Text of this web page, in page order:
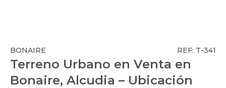
BONAIRE REF: T-341
Terreno Urbano en Venta en
Bonaire, Alcudia – Ubicación